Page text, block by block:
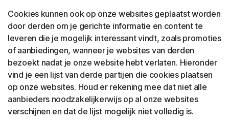
Cookies kunnen ook op onze websites geplaatst worden
door derden om je gerichte informatie en content te
leveren die je mogelijk interessant vindt, zoals promoties
of aanbiedingen, wanneer je websites van derden
bezoekt nadat je onze website hebt verlaten. Hieronder
vind je een lijst van derde partijen die cookies plaatsen
op onze websites. Houd er rekening mee dat niet alle
aanbieders noodzakelijkerwijs op al onze websites
verschijnen en dat de lijst mogelijk niet volledig is.